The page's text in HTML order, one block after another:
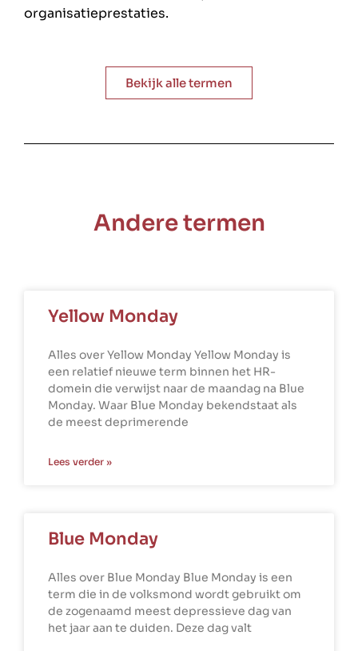
organisatieprestaties.
Bekijk alle termen
Andere termen
Yellow Monday
Alles over Yellow Monday Yellow Monday is
een relatief nieuwe term binnen het HR-
domein die verwijst naar de maandag na Blue
Monday. Waar Blue Monday bekendstaat als
de meest deprimerende
Lees verder »
Blue Monday
Alles over Blue Monday Blue Monday is een
term die in de volksmond wordt gebruikt om
de zogenaamd meest depressieve dag van
het jaar aan te duiden. Deze dag valt